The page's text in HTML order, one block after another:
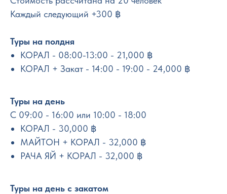
Каждый следующий +300 ฿
Туры на полдня
КОРАЛ - 08:00-13:00 - 21,000 ฿
КОРАЛ + Закат - 14:00 - 19:00 - 24,000 ฿
Туры на день
С 09:00 - 16:00 или 10:00 - 18:00
КОРАЛ - 30,000 ฿
МАЙТОН + КОРАЛ - 32,000 ฿
РАЧА ЯЙ + КОРАЛ - 32,000 ฿
Туры на день с закатом